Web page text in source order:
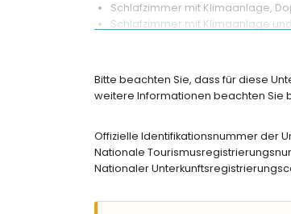
Schlafzimmer mit Klimaanlage,
Schlafzimmer mit Klimaanlage
Außenbereich der Wohnung
gemeinschaftlicher Garten mit
Außendusche
nächste Stadt: Calpe (innerhalb
Bitte beachten Sie, dass für diese
weitere Informationen beachten Sie
Offizielle Identifikationsnummer der
Nationale
Nationaler